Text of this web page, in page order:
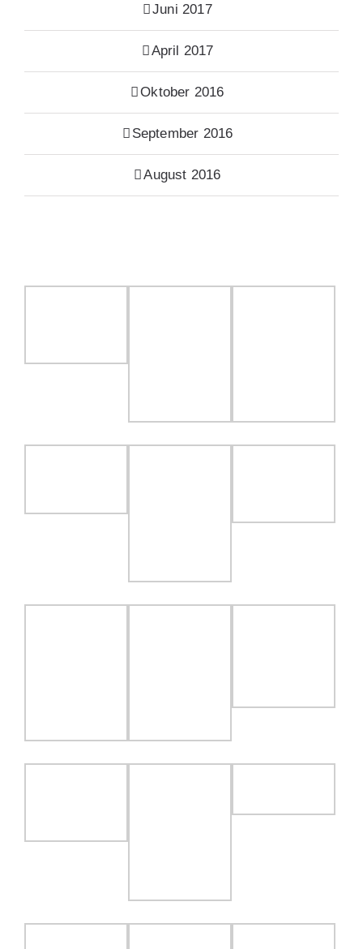
Juni 2017
April 2017
Oktober 2016
September 2016
August 2016